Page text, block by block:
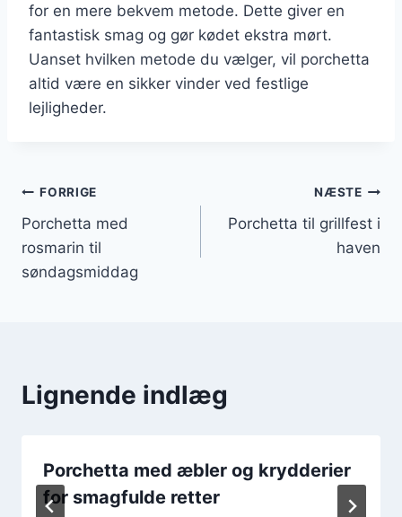
for en mere bekvem metode. Dette giver en
fantastisk smag og gør kødet ekstra mørt.
Uanset hvilken metode du vælger, vil porchetta
altid være en sikker vinder ved festlige
lejligheder.
Indlægsnavigation
FORRIGE
Porchetta med
rosmarin til
søndagsmiddag
NÆSTE
Porchetta til grillfest i
haven
Lignende indlæg
Porchetta med æbler og krydderier
for smagfulde retter